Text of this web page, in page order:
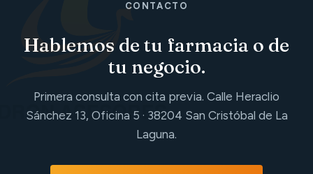
CONTACTO
Hablemos de tu farmacia o de
tu negocio.
Primera consulta con cita previa. Calle Heraclio
Sánchez 13, Oficina 5 · 38204 San Cristóbal de La
Laguna.